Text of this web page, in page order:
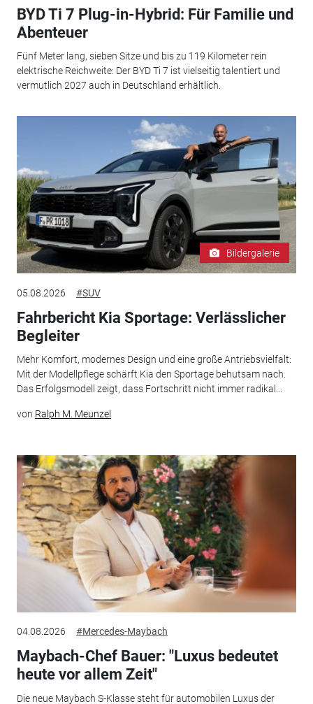
BYD Ti 7 Plug-in-Hybrid: Für Familie und
Abenteuer
Fünf Meter lang, sieben Sitze und bis zu 119 Kilometer rein
elektrische Reichweite: Der BYD Ti 7 ist vielseitig talentiert und
vermutlich 2027 auch in Deutschland erhältlich.
Bildergalerie
05.08.2026 #SUV
Fahrbericht Kia Sportage: Verlässlicher
Begleiter
Mehr Komfort, modernes Design und eine große Antriebsvielfalt:
Mit der Modellpflege schärft Kia den Sportage behutsam nach.
Das Erfolgsmodell zeigt, dass Fortschritt nicht immer radikal...
von Ralph M. Meunzel
04.08.2026 #Mercedes-Maybach
Maybach-Chef Bauer: "Luxus bedeutet
heute vor allem Zeit"
Die neue Maybach S-Klasse steht für automobilen Luxus der